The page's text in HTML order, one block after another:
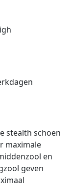
stealth schoen
maximale
en
geven